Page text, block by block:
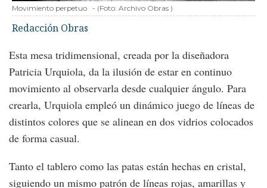
Movimiento perpetuo - (Foto: Archivo Obras )
Redacción Obras
Esta mesa tridimensional, creada por la diseñadora
Patricia Urquiola, da la ilusión de estar en continuo
movimiento al observarla desde cualquier ángulo. Para
crearla, Urquiola empleó un dinámico juego de líneas de
distintos colores que se alinean en dos vidrios colocados
de forma casual.
Tanto el tablero como las patas están hechas en cristal,
siguiendo un mismo patrón de líneas rojas, amarillas y